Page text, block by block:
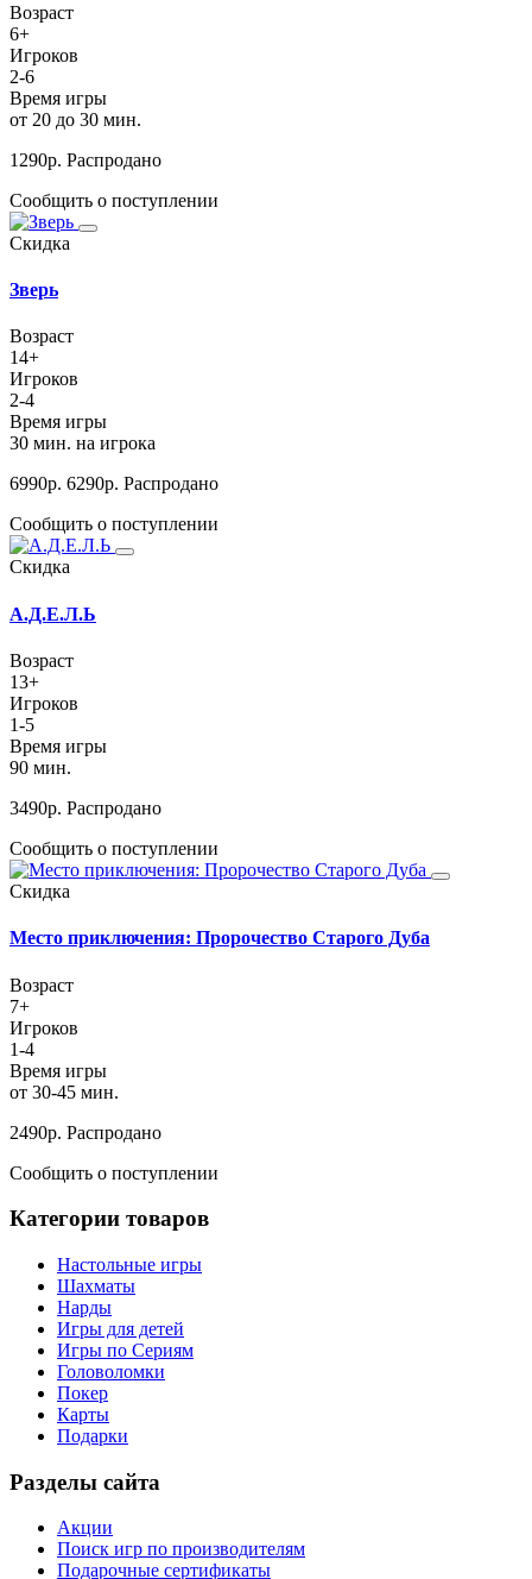
Возраст
6+
Игроков
2-6
Время игры
от 20 до 30 мин.
1290р. Распродано
Сообщить о поступлении
Скидка
Зверь
Возраст
14+
Игроков
2-4
Время игры
30 мин. на игрока
6990р. 6290р. Распродано
Сообщить о поступлении
Скидка
А.Д.Е.Л.Ь
Возраст
13+
Игроков
1-5
Время игры
90 мин.
3490р. Распродано
Сообщить о поступлении
Скидка
Место приключения: Пророчество Старого Дуба
Возраст
7+
Игроков
1-4
Время игры
от 30-45 мин.
2490р. Распродано
Сообщить о поступлении
Категории товаров
Настольные игры
Шахматы
Нарды
Игры для детей
Игры по Сериям
Головоломки
Покер
Карты
Подарки
Разделы сайта
Акции
Поиск игр по производителям
Подарочные сертификаты